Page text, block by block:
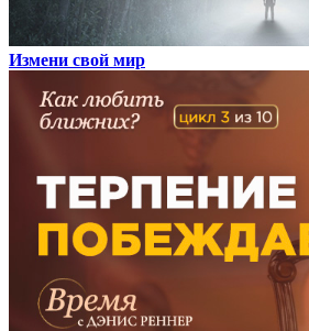
Измени свой мир